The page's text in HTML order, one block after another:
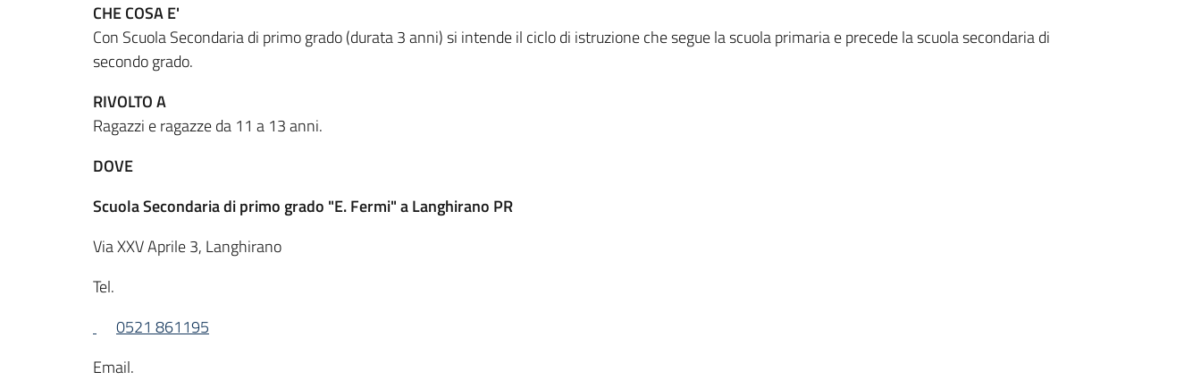
CHE COSA E'
Con Scuola Secondaria di primo grado (durata 3 anni) si intende il ciclo di istruzione che segue la scuola primaria e precede la scuola secondaria di
secondo grado.
RIVOLTO A
Ragazzi e ragazze da 11 a 13 anni.
DOVE
Scuola Secondaria di primo grado "E. Fermi" a Langhirano PR
Via XXV Aprile 3, Langhirano
Tel.
0521 861195
Email.